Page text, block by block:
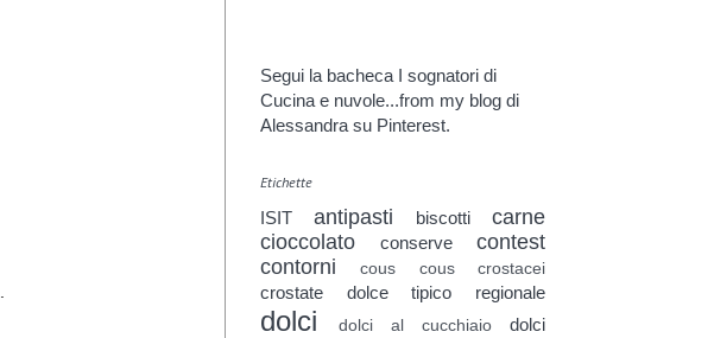
Segui la bacheca I sognatori di
Cucina e nuvole...from my blog di
Alessandra su Pinterest.
Etichette
ISIT antipasti biscotti
carne
cioccolato
conserve
contest
contorni
cous cous crostacei
crostate dolce tipico regionale
dolci dolci al cucchiaio
dolci